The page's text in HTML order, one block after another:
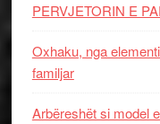
PERVJETORIN E
Oxhaku, nga
familjar
Arbëreshët si model